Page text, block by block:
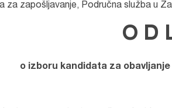
za zapošljavanje, Područna služba u
O D
o izboru kandidata za obavljanje